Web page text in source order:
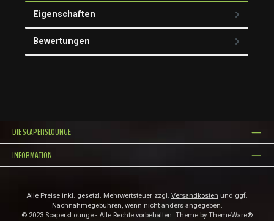
Eigenschaften
Bewertungen
DIE SCAPERSLOUNGE
INFORMATION
Alle Preise inkl. gesetzl. Mehrwertsteuer zzgl. Versandkosten und ggf.
Nachnahmegebühren, wenn nicht anders angegeben.
© 2023 ScapersLounge - Alle Rechte vorbehalten. Theme by ThemeWare®